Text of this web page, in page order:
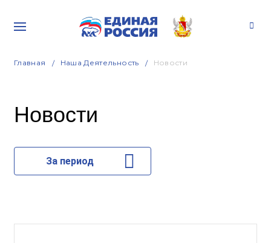
Главная Наша Деятельность Новости
Новости
За период